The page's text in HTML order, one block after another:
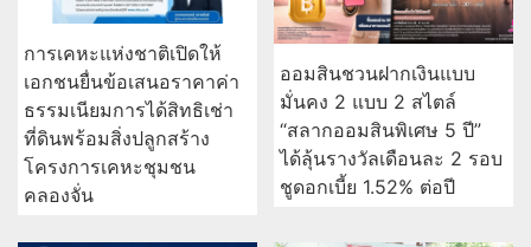
การเคหะแห่งชาติเปิดให้
เอกชนยื่นข้อเสนอราคาค่า
ธรรมเนียมการได้สิทธิเช่า
ที่ดินพร้อมสิ่งปลูกสร้าง
โครงการเคหะชุมชน
คลองจั่น
ออมสินชวนฝากเงินแบบ
มั่นคง 2 แบบ 2 สไตล์
“สลากออมสินพิเศษ 5 ปี”
ได้ลุ้นรางวัลเดือนละ 2 รอบ
ชูดอกเบี้ย 1.52% ต่อปี